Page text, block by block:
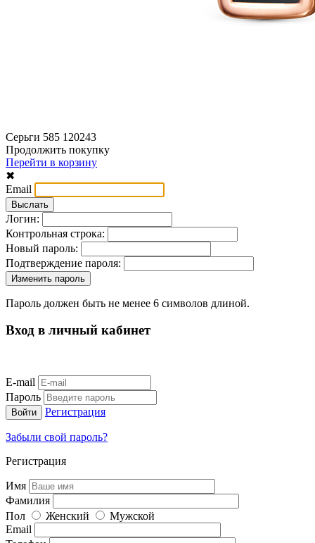
Серьги 585 120243
Продолжить покупку
Перейти в корзину
✖
Email
Логин:
Контрольная строка:
Новый пароль:
Подтверждение пароля:
Пароль должен быть не менее 6 символов длиной.
Вход в личный кабинет
E-mail
Пароль
Регистрация
Забыли свой пароль?
Регистрация
Имя
Фамилия
Пол
Женский
Мужской
Email